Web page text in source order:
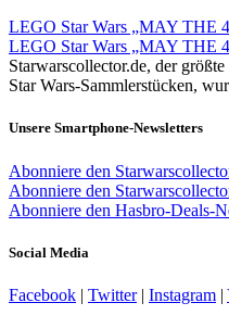
LEGO Star Wars „MAY THE
LEGO Star Wars „MAY THE
Starwarscollector.de, der
Star Wars-Sammlerstücken,
Unsere Smartphone-Newsletters
Abonniere den
Abonniere den
Abonniere den Hasbro-Deals-
Social Media
Facebook | Twitter| Instagram |